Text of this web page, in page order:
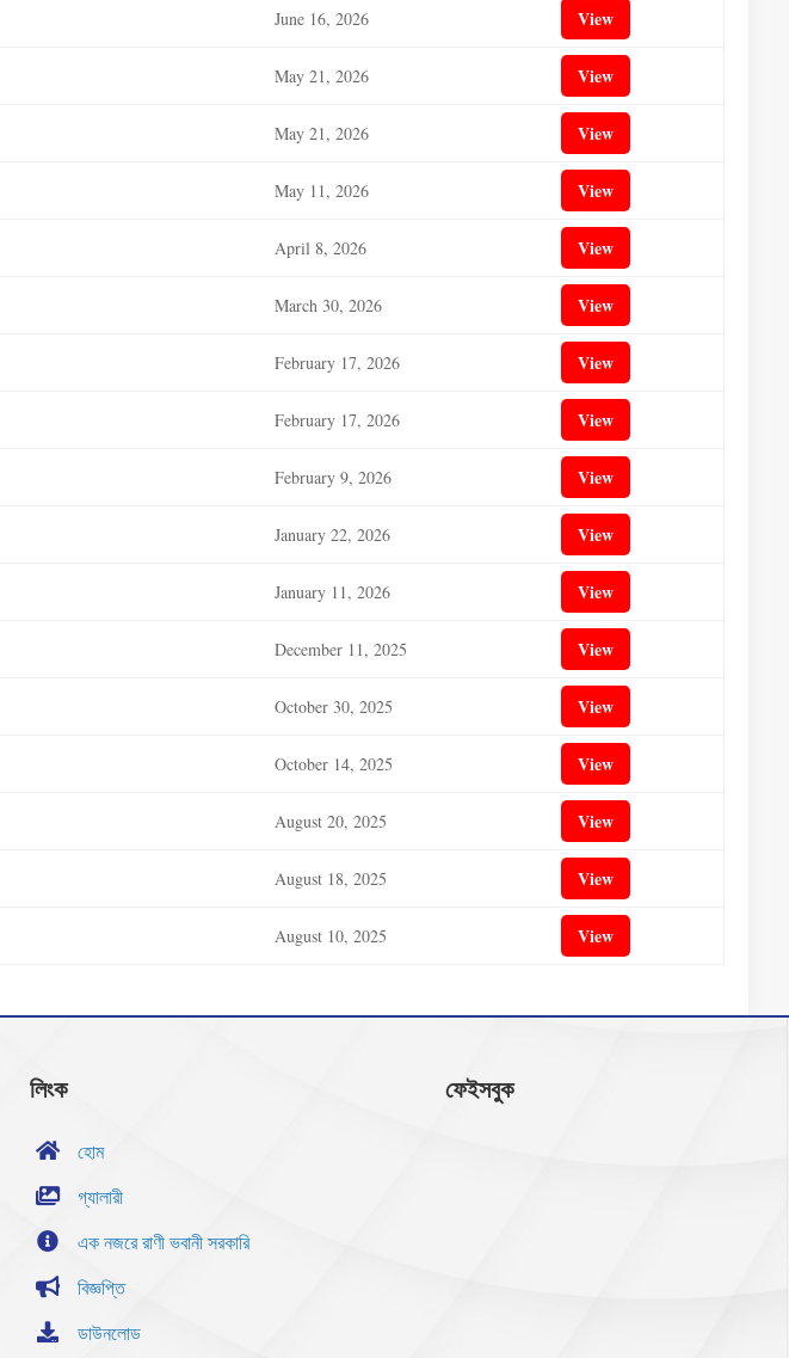
June 16, 2026 View
May 21, 2026 View
May 21, 2026 View
May 11, 2026 View
April 8, 2026 View
March 30, 2026 View
February 17, 2026 View
February 17, 2026 View
February 9, 2026 View
January 22, 2026 View
January 11, 2026 View
December 11, 2025 View
October 30, 2025 View
October 14, 2025 View
August 20, 2025 View
August 18, 2025 View
August 10, 2025 View
লিংক
হোম
গ্যালারী
এক নজরে রাণী ভবানী সরকারি
বিজ্ঞপ্তি
ডাউনলোড
ফেইসবুক